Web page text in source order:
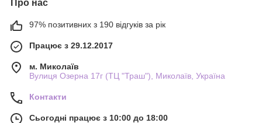
ВАЖЛИВО! Зберігати зображення на цукрових папері до
уникаючи пересушування і води, конденсату (виникає при
різкому перепаді температур), не перегинати. Тобто
достатньо зберігати в тій упаковці, в якій отримаєте. Класти в
холодильник не потрібно. Якщо потрібно нарізати/вирізати
роздруковане, робіть це безпосередньо перед укладанням
на торт, інакше почне кришитися від пересихання і стане
крихкою, краще різати з підкладкою, потім її знімати.
Про нас
97% позитивних з 190 відгуків за рік
Працює з 29.12.2017
м. Миколаїв
Вулиця Озерна 17г (ТЦ "Траш"), Миколаїв, Україна
Контакти
Сьогодні працює з 10:00 до 18:00